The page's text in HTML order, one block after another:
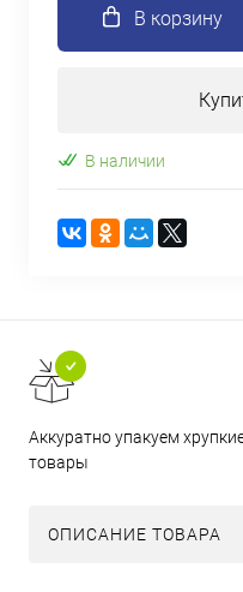
В корзину
В наличии
Аккуратно упакуем
товары
ОПИСАНИЕ ТОВАРА